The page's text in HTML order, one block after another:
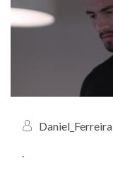
Daniel_Ferreira